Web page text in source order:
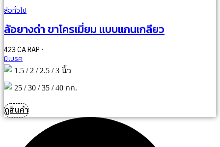
ล้อทั่วไป
ล้อยางดำ ขาโครเมี่ยม แบบแกนเกลียว
423 CA RAP ·
มีเบรค
1.5 / 2 / 2.5 / 3 นิ้ว
25 / 30 / 35 / 40 กก.
ดูสินค้า